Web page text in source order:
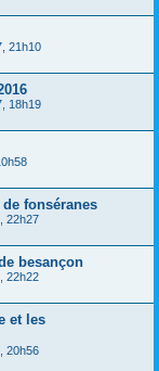
21h10
18h19
de fonséranes
22h27
besançon
22h22
et les
20h56